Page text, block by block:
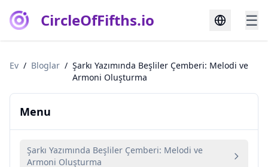
CircleOfFifths.io ☰
Ev / Bloglar / Şarkı Yazımında Beşliler Çemberi: Melodi ve
Armoni Oluşturma
Menu
Şarkı Yazımında Beşliler Çemberi: Melodi ve
Armoni Oluşturma